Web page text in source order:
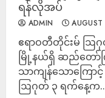
ရန်လိုအပ်
ADMIN
ဧရာဝတီတိုင်းမ် ‎ဩဂုတ်
မြို့နယ်ရှိ ဆည်တော်
သာကျန်သောကြော
ဩဂုတ် ၃ ရက်နေ့က